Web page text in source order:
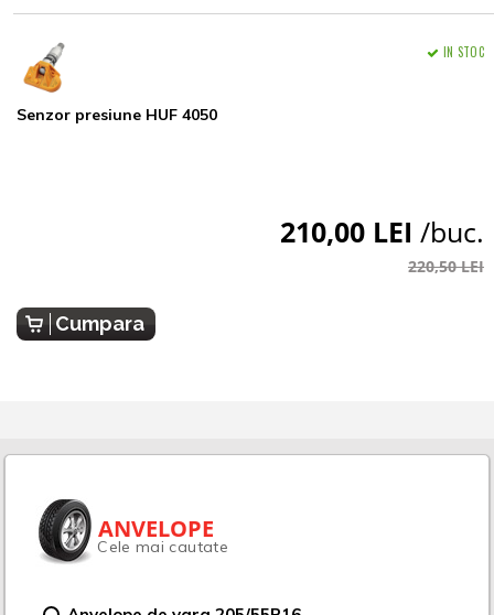
Senzor presiune HUF 4050
IN STOC
210,00 LEI /buc.
220,50 LEI
Cumpara
ANVELOPE
Cele mai cautate